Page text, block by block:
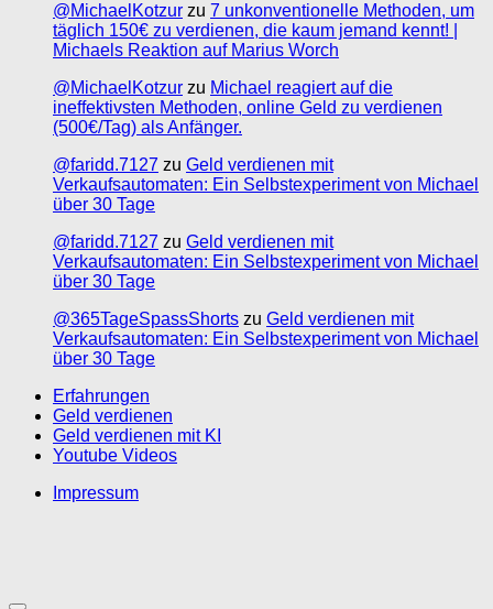
@MichaelKotzur zu 7 unkonventionelle Methoden, um
täglich 150€ zu verdienen, die kaum jemand kennt! |
Michaels Reaktion auf Marius Worch
@MichaelKotzur zu Michael reagiert auf die
ineffektivsten Methoden, online Geld zu verdienen
(500€/Tag) als Anfänger.
@faridd.7127 zu Geld verdienen mit
Verkaufsautomaten: Ein Selbstexperiment von Michael
über 30 Tage
@faridd.7127 zu Geld verdienen mit
Verkaufsautomaten: Ein Selbstexperiment von Michael
über 30 Tage
@365TageSpassShorts zu Geld verdienen mit
Verkaufsautomaten: Ein Selbstexperiment von Michael
über 30 Tage
Erfahrungen
Geld verdienen
Geld verdienen mit KI
Youtube Videos
Impressum